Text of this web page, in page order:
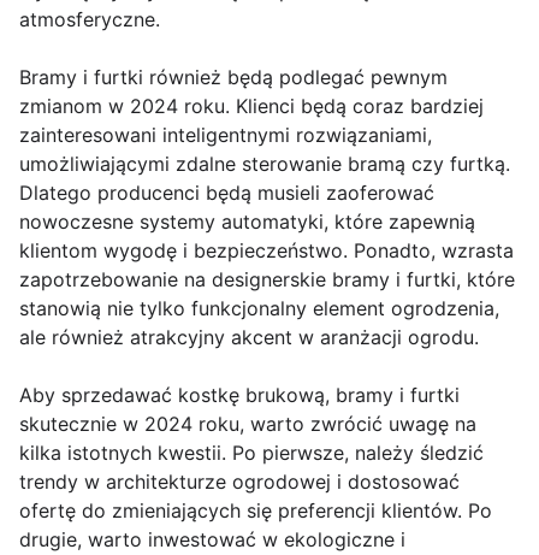
atmosferyczne.
Bramy i furtki również będą podlegać pewnym
zmianom w 2024 roku. Klienci będą coraz bardziej
zainteresowani inteligentnymi rozwiązaniami,
umożliwiającymi zdalne sterowanie bramą czy furtką.
Dlatego producenci będą musieli zaoferować
nowoczesne systemy automatyki, które zapewnią
klientom wygodę i bezpieczeństwo. Ponadto, wzrasta
zapotrzebowanie na designerskie bramy i furtki, które
stanowią nie tylko funkcjonalny element ogrodzenia,
ale również atrakcyjny akcent w aranżacji ogrodu.
Aby sprzedawać kostkę brukową, bramy i furtki
skutecznie w 2024 roku, warto zwrócić uwagę na
kilka istotnych kwestii. Po pierwsze, należy śledzić
trendy w architekturze ogrodowej i dostosować
ofertę do zmieniających się preferencji klientów. Po
drugie, warto inwestować w ekologiczne i